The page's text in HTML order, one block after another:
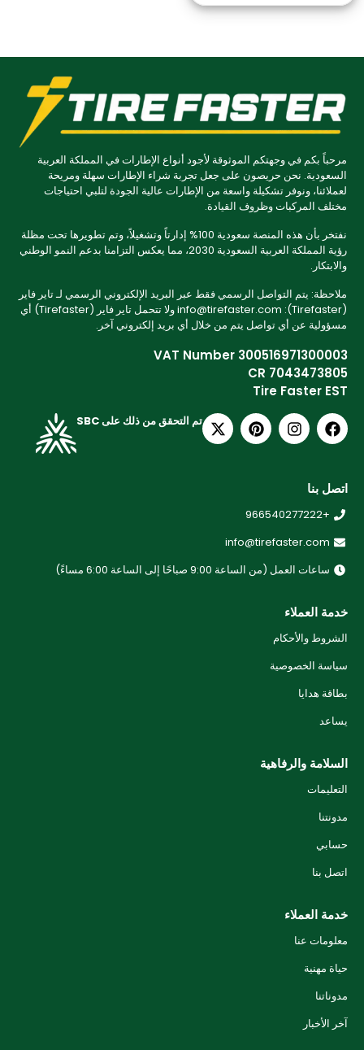
مرحباً بكم في وجهتكم الموثوقة لأجود أنواع الإطارات في المملكة العربية
السعودية. نحن حريصون على جعل تجربة شراء الإطارات سهلة ومريحة
لعملائنا، ونوفر تشكيلة واسعة من الإطارات عالية الجودة لتلبي احتياجات
مختلف المركبات وظروف القيادة.
نفتخر بأن هذه المنصة سعودية 100% إدارتاً وتشغيلاً، وتم تطويرها تحت مظلة
رؤية المملكة العربية السعودية 2030، مما يعكس التزامنا بدعم النمو الوطني
والابتكار.
ملاحظة: يتم التواصل الرسمي فقط عبر البريد الإلكتروني الرسمي لـ تاير فاير
(Tirefaster): info@tirefaster.com ولا تتحمل تاير فاير (Tirefaster) أي
مسؤولية عن أي تواصل يتم من خلال أي بريد إلكتروني آخر.
VAT Number 300516971300003
CR 7043473805
Tire Faster EST
تم التحقق من ذلك على SBC
اتصل بنا
+966540277222
info@tirefaster.com
ساعات العمل (من الساعة 9:00 صباحًا إلى الساعة 6:00 مساءً)
خدمة العملاء
الشروط والأحكام
سياسة الخصوصية
بطاقة هدايا
يساعد
السلامة والرفاهية
التعليمات
مدونتنا
حسابي
اتصل بنا
خدمة العملاء
معلومات عنا
حياة مهنية
مدوناتنا
آخر الأخبار